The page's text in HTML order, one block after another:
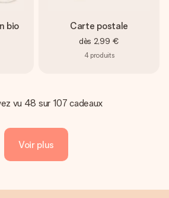
bio Carte postale
dès 2,99 €
4 produits
vu 48 sur 107 cadeaux
Voir plus